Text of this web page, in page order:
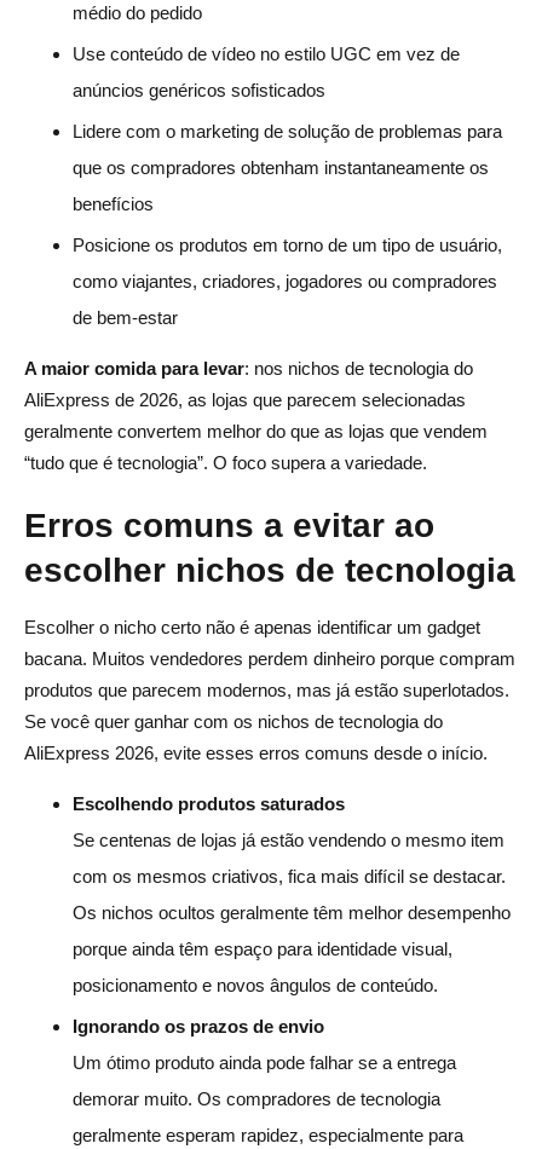
médio do pedido
Use conteúdo de vídeo no estilo UGC em vez de
anúncios genéricos sofisticados
Lidere com o marketing de solução de problemas para
que os compradores obtenham instantaneamente os
benefícios
Posicione os produtos em torno de um tipo de usuário,
como viajantes, criadores, jogadores ou compradores
de bem-estar
A maior comida para levar: nos nichos de tecnologia do
AliExpress de 2026, as lojas que parecem selecionadas
geralmente convertem melhor do que as lojas que vendem
“tudo que é tecnologia”. O foco supera a variedade.
Erros comuns a evitar ao
escolher nichos de tecnologia
Escolher o nicho certo não é apenas identificar um gadget
bacana. Muitos vendedores perdem dinheiro porque compram
produtos que parecem modernos, mas já estão superlotados.
Se você quer ganhar com os nichos de tecnologia do
AliExpress 2026, evite esses erros comuns desde o início.
Escolhendo produtos saturados
Se centenas de lojas já estão vendendo o mesmo item
com os mesmos criativos, fica mais difícil se destacar.
Os nichos ocultos geralmente têm melhor desempenho
porque ainda têm espaço para identidade visual,
posicionamento e novos ângulos de conteúdo.
Ignorando os prazos de envio
Um ótimo produto ainda pode falhar se a entrega
demorar muito. Os compradores de tecnologia
geralmente esperam rapidez, especialmente para